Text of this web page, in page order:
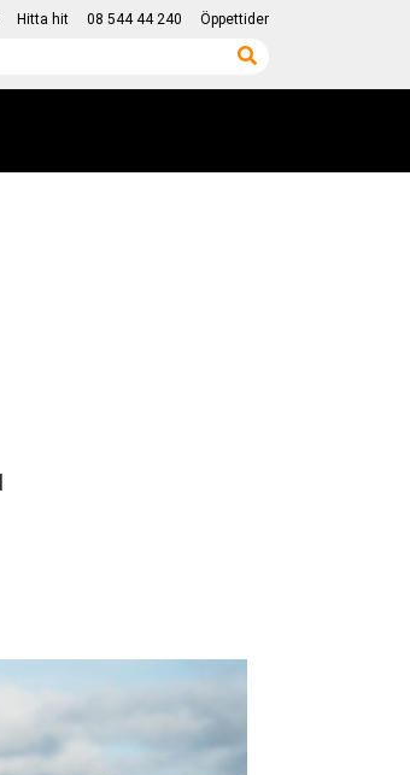
Hitta hit 08 544 44 240 Öppettider